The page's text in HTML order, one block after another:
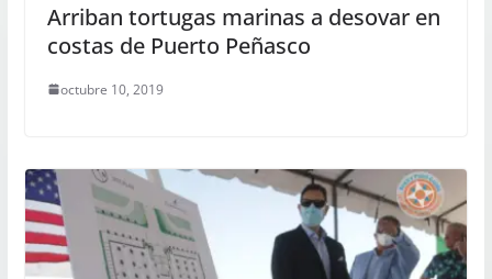
Arriban tortugas marinas a desovar en
costas de Puerto Peñasco
octubre 10, 2019